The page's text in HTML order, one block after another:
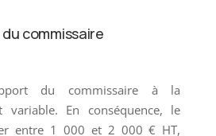
commissaire
du commissaire à la
variable. En conséquence, le
entre 1 000 et 2 000 € HT,